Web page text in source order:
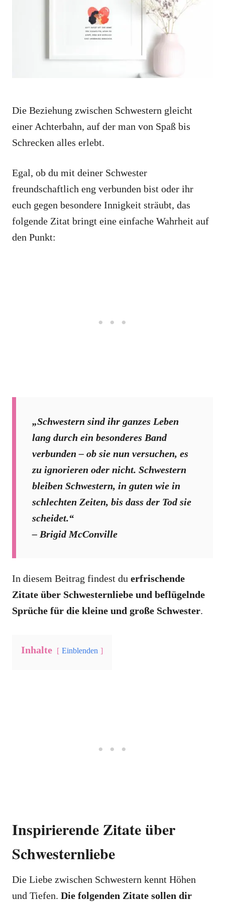
Die Beziehung zwischen Schwestern gleicht
einer Achterbahn, auf der man von Spaß bis
Schrecken alles erlebt.
Egal, ob du mit deiner Schwester
freundschaftlich eng verbunden bist oder ihr
euch gegen besondere Innigkeit sträubt, das
folgende Zitat bringt eine einfache Wahrheit auf
den Punkt:
„Schwestern sind ihr ganzes Leben
lang durch ein besonderes Band
verbunden – ob sie nun versuchen, es
zu ignorieren oder nicht. Schwestern
bleiben Schwestern, in guten wie in
schlechten Zeiten, bis dass der Tod sie
scheidet.“
– Brigid McConville
In diesem Beitrag findest du erfrischende
Zitate über Schwesternliebe und beflügelnde
Sprüche für die kleine und große Schwester.
Inhalte Einblenden
Inspirierende Zitate über
Schwesternliebe
Die Liebe zwischen Schwestern kennt Höhen
und Tiefen. Die folgenden Zitate sollen dir